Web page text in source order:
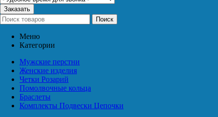
Заказать
Поиск
Меню
Категории
Мужские перстни
Женские изделия
Четки Розарий
Помолвочные кольца
Браслеты
Комплекты Подвески Цепочки